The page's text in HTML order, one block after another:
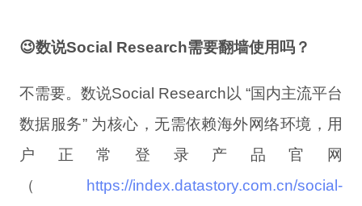
😉数说Social Research需要翻墙使用吗？
不需要。数说Social Research以 “国内主流平台
数据服务” 为核心，无需依赖海外网络环境，用
户正常登录产品官网
（ https://index.datastory.com.cn/social-